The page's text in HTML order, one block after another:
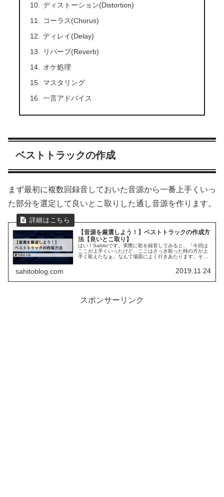
ディストーション(Distortion)
コーラス(Chorus)
ディレイ(Delay)
リバーブ(Reverb)
オケ処理
マスタリング
一言アドバイス
ベストトラックの作成
まず最初に複数回録音しておいた音源から一番上手くいっ
た部分を選定して良いとこ取りした通し音源を作ります。
【音源を厳選しよう！】ベストトラックの作成方
法【良いとこ取り】
はい！Sahitoです。実際に歌を録音してみると、「今回は
ここが上手くいったけど、ここはさっき歌った時の方が上
手く歌えたなぁ」なんて場面によく行きあたります。そこ
sahitoblog.com 2019.11.24
スポンサーリンク